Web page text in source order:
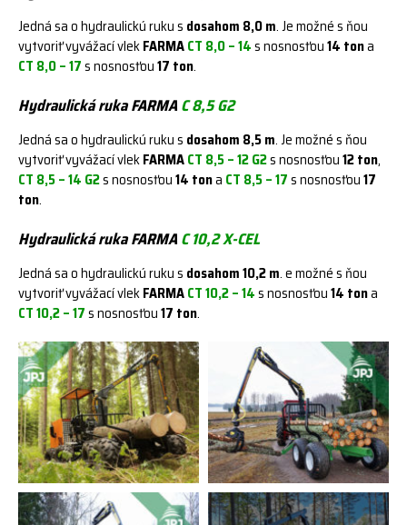
Jedná sa o hydraulickú ruku s dosahom 8,0 m. Je možné s ňou
vytvoriť vyvážací vlekFARMACT 8,0 – 14s nosnosťou14 tona
CT 8,0 – 17s nosnosťou17 ton.
Hydraulická ruka FARMAC 8,5 G2
Jedná sa o hydraulickú ruku s dosahom 8,5 m. Je možné s ňou
vytvoriť vyvážací vlekFARMACT 8,5 – 12 G2s nosnosťou12 ton,
CT 8,5 – 14 G2s nosnosťou14 tona CT 8,5 – 17s nosnosťou17
ton.
Hydraulická ruka FARMAC 10,2 X-CEL
Jedná sa o hydraulickú ruku s dosahom 10,2 m. e možné s ňou
vytvoriť vyvážací vlekFARMACT 10,2 – 14s nosnosťou14 tona
CT 10,2 – 17s nosnosťou17 ton.